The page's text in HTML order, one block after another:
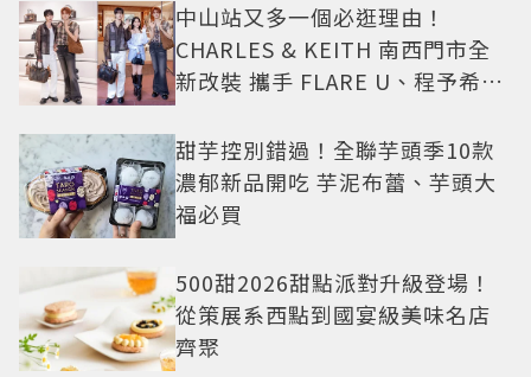
中山站又多一個必逛理由！
CHARLES & KEITH 南西門市全
新改裝 攜手 FLARE U、程予希演
甜芋控別錯過！全聯芋頭季10款
濃郁新品開吃 芋泥布蕾、芋頭大
福必買
500甜2026甜點派對升級登場！
從策展系西點到國宴級美味名店
齊聚